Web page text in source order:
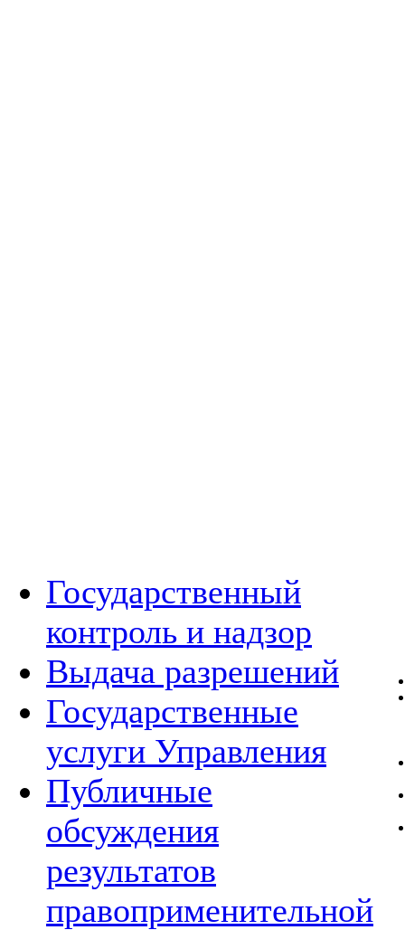
Государственный
контроль и надзор
Выдача разрешений
Государственные
услуги Управления
Публичные
обсуждения
результатов
правоприменительной